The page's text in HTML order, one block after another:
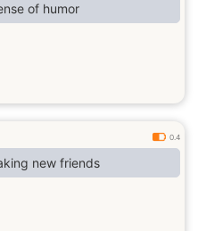
of humor
0.4
new friends